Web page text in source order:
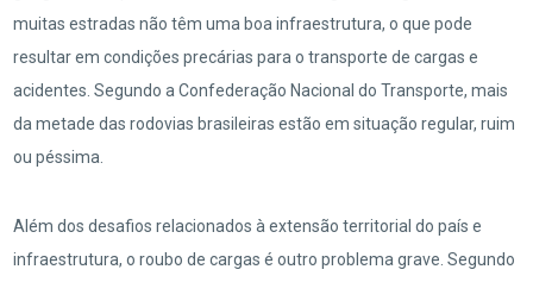
muitas estradas não têm uma boa infraestrutura, o que pode
resultar em condições precárias para o transporte de cargas e
acidentes. Segundo a Confederação Nacional do Transporte, mais
da metade das rodovias brasileiras estão em situação regular, ruim
ou péssima.
Além dos desafios relacionados à extensão territorial do país e
infraestrutura, o roubo de cargas é outro problema grave. Segundo